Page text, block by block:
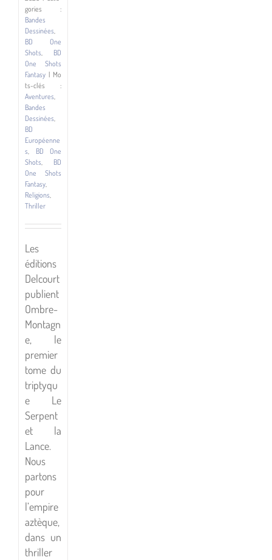
gories :
Bandes
Dessinées,
BD One
Shots, BD
One Shots
Fantasy | Mo
ts-clés :
Aventures,
Bandes
Dessinées,
BD
Européenne
s, BD One
Shots, BD
One Shots
Fantasy,
Religions,
Thriller
Les
éditions
Delcourt
publient
Ombre-
Montagn
e, le
premier
tome du
triptyqu
e Le
Serpent
et la
Lance.
Nous
partons
pour
l’empire
aztèque,
dans un
thriller